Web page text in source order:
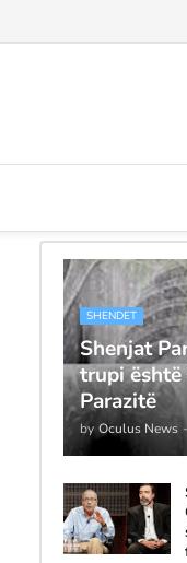
SHENDET
Shenjat
trupi
Parazitë
by Oculus News -